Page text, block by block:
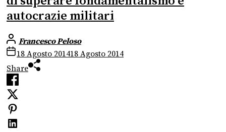
autocrazie militari
Francesco Peloso
18 Agosto 201418 Agosto 2014
Share